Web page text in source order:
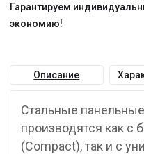
Гарантируем
экономию!
Описание
Стальные
производятся как
(Compact), так и с